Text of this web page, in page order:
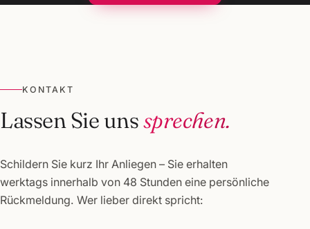
KONTAKT
Lassen Sie unssprechen.
Schildern Sie kurz Ihr Anliegen – Sie erhalten
werktags innerhalb von 48 Stunden eine persönliche
Rückmeldung. Wer lieber direkt spricht: